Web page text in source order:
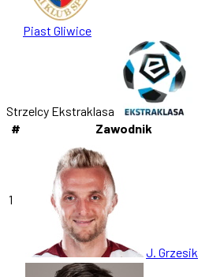
Piast Gliwice
Strzelcy Ekstraklasa
#
Zawodnik
1
J. Grzesik